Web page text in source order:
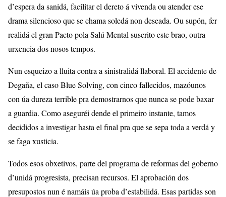
d’espera da sanidá, facilitar el dereto á vivenda ou atender ese
drama silencioso que se chama soledá non deseada. Ou supón, fer
realidá el gran Pacto pola Salú Mental suscrito este brao, outra
urxencia dos nosos tempos.
Nun esqueizo a lluita contra a sinistralidá llaboral. El accidente de
Degaña, el caso Blue Solving, con cinco fallecidos, mazóunos
con úa dureza terrible pra demostrarnos que nunca se pode baxar
a guardia. Como aseguréi dende el primeiro instante, tamos
decididos a investigar hasta el final pra que se sepa toda a verdá y
se faga xusticia.
Todos esos obxetivos, parte del programa de reformas del goberno
d’unidá progresista, precisan recursos. El aprobación dos
presupostos nun é namáis úa proba d’estabilidá. Esas partidas son